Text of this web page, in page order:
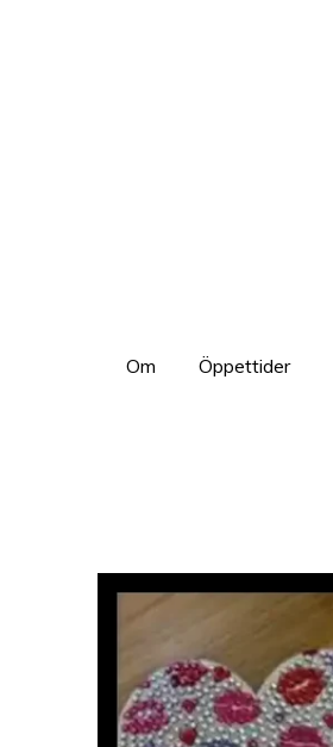
Om Öppettider